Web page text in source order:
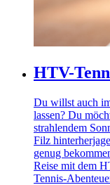
HTV-
Du willst auch
lassen? Du
strahlendem
Filz
genug
Reise mit dem
Tennis-